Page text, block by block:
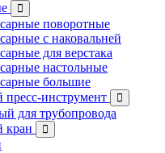
поворотные
с наковальней
для верстака
настольные
большие
пресс-инструмент
для трубопровода
кран